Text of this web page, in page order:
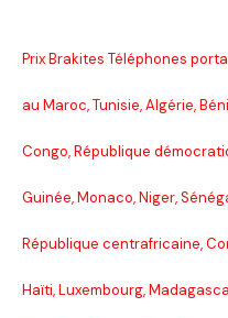
Prix Brakites Téléphones
au Maroc, Tunisie, Algérie,
Congo, République
Guinée, Monaco, Niger,
République centrafricaine,
Haïti, Luxembourg,